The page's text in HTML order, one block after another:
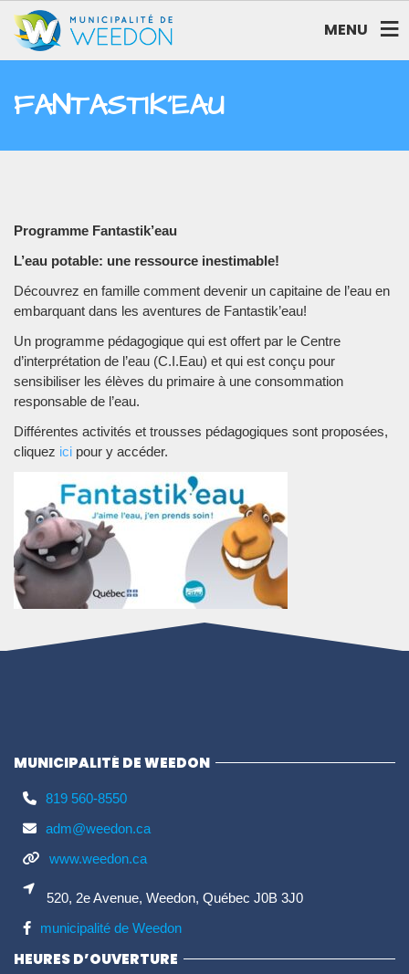
MENU
FANTASTIK’EAU
Programme Fantastik’eau
L’eau potable: une ressource inestimable!
Découvrez en famille comment devenir un capitaine de l’eau en
embarquant dans les aventures de Fantastik’eau!
Un programme pédagogique qui est offert par le Centre
d’interprétation de l’eau (C.I.Eau) et qui est conçu pour
sensibiliser les élèves du primaire à une consommation
responsable de l’eau.
Différentes activités et trousses pédagogiques sont proposées,
cliquez ici pour y accéder.
MUNICIPALITÉ DE WEEDON
819 560-8550
adm@weedon.ca
www.weedon.ca
520, 2e Avenue, Weedon, Québec J0B 3J0
municipalité de Weedon
HEURES D’OUVERTURE